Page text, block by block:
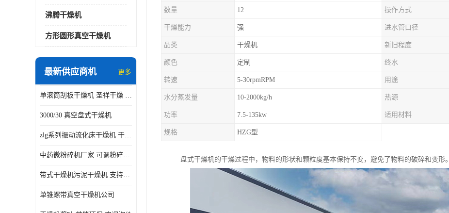
沸腾干燥机
方形圆形真空干燥机
最新供应商机 更多
单滚筒刮板干燥机 圣祥干燥 单辊
3000/30 真空盘式干燥机
zlg系列振动流化床干燥机 干燥速率 粉体干燥
中药微粉碎机厂家 可调粉碎粒度
带式干燥机污泥干燥机 支持定制 价格优惠
单锥螺带真空干燥机公司
数量 12 操作方式
干燥能力 强 进水管口径
品类 干燥机 新旧程度
颜色 定制 终水
转速 5-30rpmRPM 用途
水分蒸发量 10-2000kg/h 热源
功率 7.5-135kw 适用材料
规格 HZG型
盘式干燥机的干燥过程中，物料的形状和颗粒度基本保持不变，避免了物料的破碎和变形。